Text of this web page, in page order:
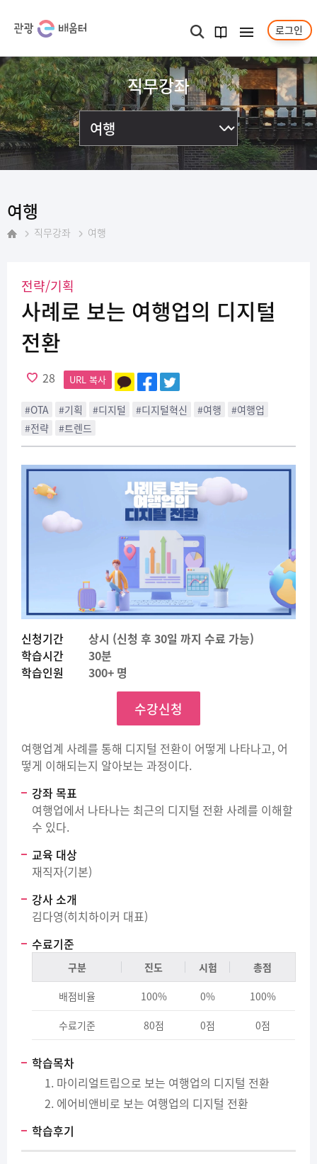
검색
과정
안내서
메뉴보기 로그인
직무강좌
여행
직무강좌 여행
전략/기획
사례로 보는 여행업의 디지털
전환
28 URL 복사
#OTA #기획 #디지털 #디지털혁신 #여행
#여행업
#전략
#트렌드
신청기간
상시 (신청 후 30일 까지 수료 가능)
학습시간
30분
학습인원
300+ 명
수강신청
여행업계 사례를 통해 디지털 전환이 어떻게 나타나고, 어
떻게 이해되는지 알아보는 과정이다.
강좌 목표
여행업에서 나타나는 최근의 디지털 전환 사례를 이해할
수 있다.
교육 대상
재직자(기본)
강사 소개
김다영(히치하이커 대표)
수료기준
구분 진도 시험 총점
배점비율 100% 0% 100%
수료기준 80점 0점 0점
학습목차
마이리얼트립으로 보는 여행업의 디지털 전환
에어비앤비로 보는 여행업의 디지털 전환
학습후기